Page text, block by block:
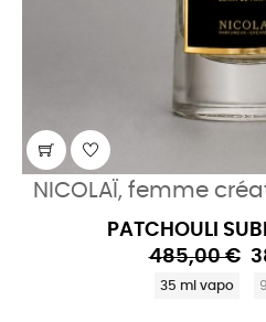
NICOLAÏ, femme
PATCHOULI
485,00 €
35 ml vapo